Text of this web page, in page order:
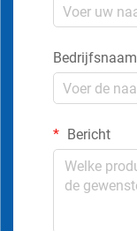
Bedrijfsnaam
Bericht